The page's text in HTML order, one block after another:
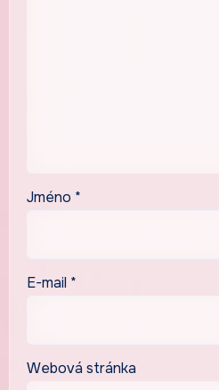
Jméno *
E-mail *
Webová stránka